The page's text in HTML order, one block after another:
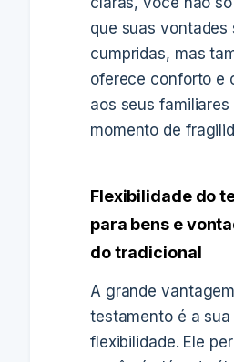
que suas vontades
cumpridas, mas
oferece conforto e
aos seus familiares
momento de
Flexibilidade do
para bens e
do tradicional
A grande
testamento é a sua
flexibilidade. Ele